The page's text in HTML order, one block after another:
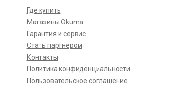
Где купить
Магазины Okuma
Гарантия и сервис
Стать партнёром
Контакты
Политика конфиденциальности
Пользовательское соглашение